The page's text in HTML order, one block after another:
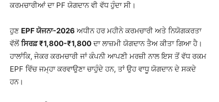
ਕਰਮਚਾਰੀਆਂ ਦਾ PF ਯੋਗਦਾਨ ਵੀ ਵੱਧ ਹੁੰਦਾ ਸੀ।
ਹੁਣ EPF ਯੋਜਨਾ-2026 ਅਧੀਨ ਹਰ ਮਹੀਨੇ ਕਰਮਚਾਰੀ ਅਤੇ ਨਿਯੋਗਕਰਤਾ
ਵੱਲੋਂਸਿਰਫ਼ ₹1,800-₹1,800 ਦਾ ਲਾਜ਼ਮੀ ਯੋਗਦਾਨ ਤੈਅ ਕੀਤਾ ਗਿਆ ਹੈ।
ਹਾਲਾਂਕਿ, ਜੇਕਰ ਕਰਮਚਾਰੀ ਜਾਂ ਕੰਪਨੀ ਆਪਣੀ ਮਰਜ਼ੀ ਨਾਲ ਇਸ ਤੋਂ ਵੱਧ ਰਕਮ
EPF ਵਿੱਚ ਜਮ੍ਹਾ ਕਰਵਾਉਣਾ ਚਾਹੁੰਦੇ ਹਨ, ਤਾਂ ਉਹ ਵਾਧੂ ਯੋਗਦਾਨ ਦੇ ਸਕਦੇ
ਹਨ।